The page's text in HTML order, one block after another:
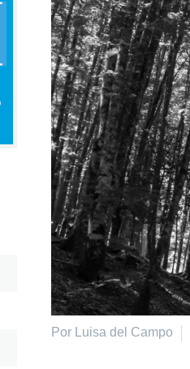
Por Luisa del Campo